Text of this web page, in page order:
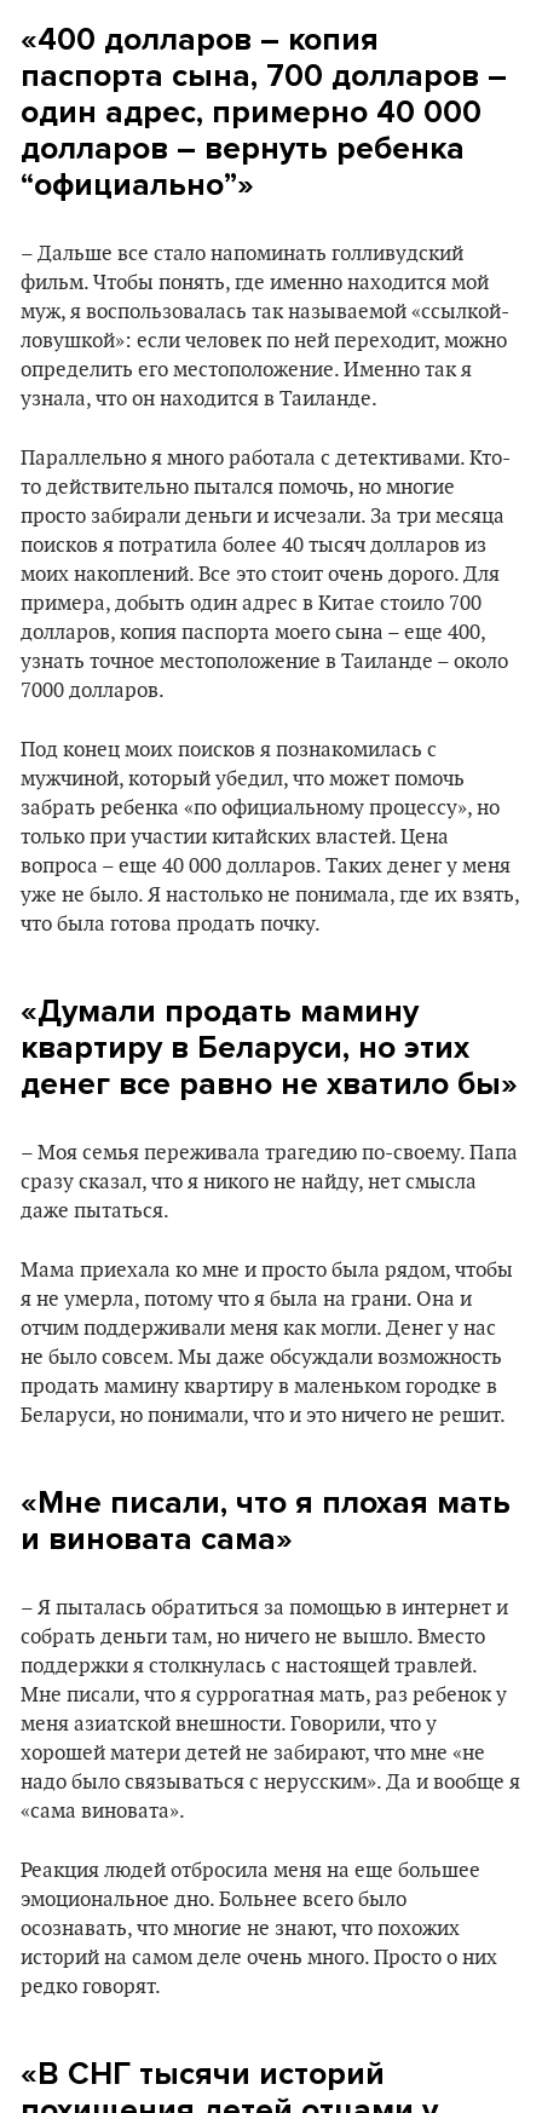
«400 долларов – копия
паспорта сына, 700 долларов –
один адрес, примерно 40 000
долларов – вернуть ребенка
“официально”»
– Дальше все стало напоминать голливудский
фильм. Чтобы понять, где именно находится мой
муж, я воспользовалась так называемой «ссылкой-
ловушкой»: если человек по ней переходит, можно
определить его местоположение. Именно так я
узнала, что он находится в Таиланде.
Параллельно я много работала с детективами. Кто-
то действительно пытался помочь, но многие
просто забирали деньги и исчезали. За три месяца
поисков я потратила более 40 тысяч долларов из
моих накоплений. Все это стоит очень дорого. Для
примера, добыть один адрес в Китае стоило 700
долларов, копия паспорта моего сына – еще 400,
узнать точное местоположение в Таиланде – около
7000 долларов.
Под конец моих поисков я познакомилась с
мужчиной, который убедил, что может помочь
забрать ребенка «по официальному процессу», но
только при участии китайских властей. Цена
вопроса – еще 40 000 долларов. Таких денег у меня
уже не было. Я настолько не понимала, где их взять,
что была готова продать почку.
«Думали продать мамину
квартиру в Беларуси, но этих
денег все равно не хватило бы»
– Моя семья переживала трагедию по-своему. Папа
сразу сказал, что я никого не найду, нет смысла
даже пытаться.
Мама приехала ко мне и просто была рядом, чтобы
я не умерла, потому что я была на грани. Она и
отчим поддерживали меня как могли. Денег у нас
не было совсем. Мы даже обсуждали возможность
продать мамину квартиру в маленьком городке в
Беларуси, но понимали, что и это ничего не решит.
«Мне писали, что я плохая мать
и виновата сама»
– Я пыталась обратиться за помощью в интернет и
собрать деньги там, но ничего не вышло. Вместо
поддержки я столкнулась с настоящей травлей.
Мне писали, что я суррогатная мать, раз ребенок у
меня азиатской внешности. Говорили, что у
хорошей матери детей не забирают, что мне «не
надо было связываться с нерусским». Да и вообще я
«сама виновата».
Реакция людей отбросила меня на еще большее
эмоциональное дно. Больнее всего было
осознавать, что многие не знают, что похожих
историй на самом деле очень много. Просто о них
редко говорят.
«В СНГ тысячи историй